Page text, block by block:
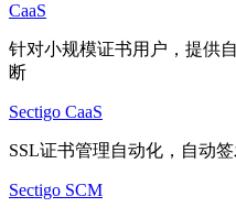
CaaS
针对小规模证书用户，提供
断
Sectigo CaaS
SSL证书管理自动化，自动
Sectigo SCM